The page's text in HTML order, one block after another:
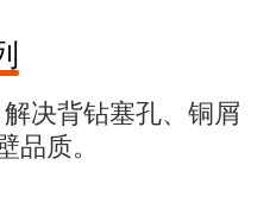
决背钻塞孔、铜屑
品质。